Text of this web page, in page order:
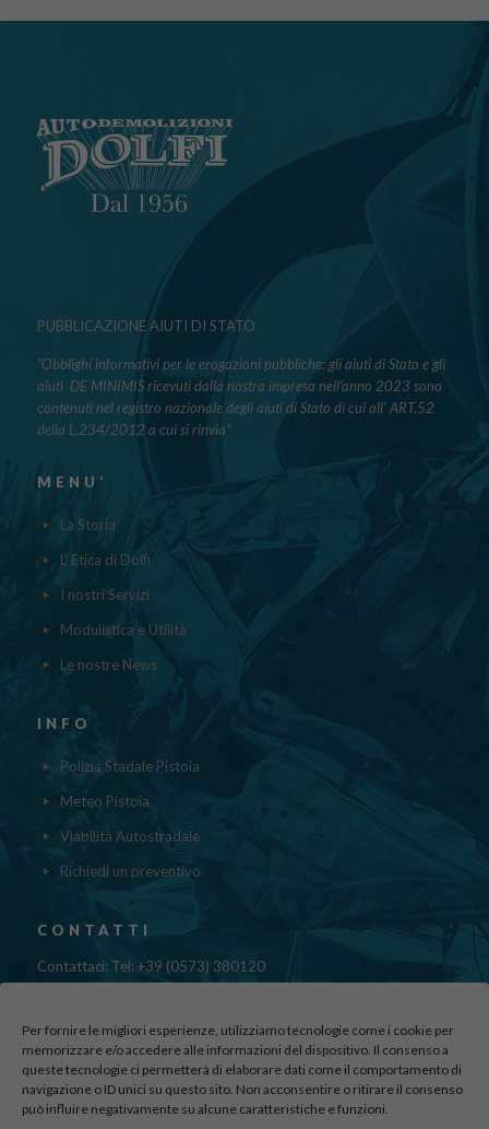
Per fornire le migliori esperienze, utilizziamo tecnologie come i cookie per
memorizzare e/o accedere alle informazioni del dispositivo. Il consenso a
queste tecnologie ci permetterà di elaborare dati come il comportamento di
navigazione o ID unici su questo sito. Non acconsentire o ritirare il consenso
può influire negativamente su alcune caratteristiche e funzioni.
PUBBLICAZIONE AIUTI DI STATO
“Obblighi informativi per le erogazioni pubbliche: gli aiuti di Stato e gli
aiuti DE MINIMIS ricevuti dalla nostra impresa nell’anno 2023 sono
contenuti nel registro nazionale degli aiuti di Stato di cui all’ ART.52
della L.234/2012 a cui si rinvia“
MENU’
La Storia
L' Etica di Dolfi
I nostri Servizi
Modulistica e Utilità
Le nostre News
INFO
Polizia Stadale Pistoia
Meteo Pistoia
Viabilità Autostradale
Richiedi un preventivo
CONTATTI
Contattaci: Tel: +39 (0573) 380120
Fax: 39 (0573) 985420
Via di Canapale, 10
51100 PISTOIA
Find us here: